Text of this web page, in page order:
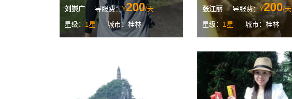
刘崇广 导服费：¥200/天
星级： 1星 城市：桂林
张江丽 导服费：¥200/天
星级： 1星 城市：桂林